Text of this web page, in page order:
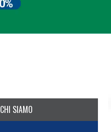
CHI SIAMO